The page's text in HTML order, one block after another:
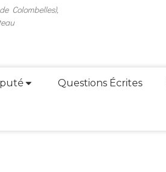
Colombelles),
Questions Écrites